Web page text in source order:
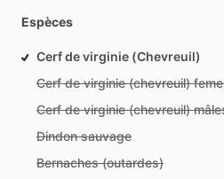
Espèces
Cerf de virginie (Chevreuil)
Cerf de virginie (chevreuil)
Cerf de virginie (chevreuil)
Dindon sauvage
Bernaches (outardes)